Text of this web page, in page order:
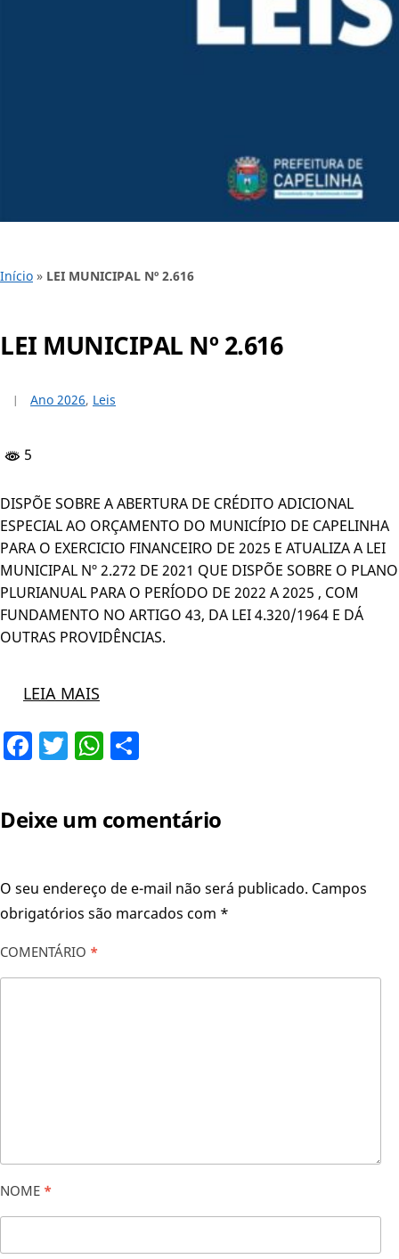
Início » LEI MUNICIPAL Nº 2.616
LEI MUNICIPAL Nº 2.616
Ano 2026, Leis
5
DISPÕE SOBRE A ABERTURA DE CRÉDITO ADICIONAL
ESPECIAL AO ORÇAMENTO DO MUNICÍPIO DE CAPELINHA
PARA O EXERCICIO FINANCEIRO DE 2025 E ATUALIZA A LEI
MUNICIPAL Nº 2.272 DE 2021 QUE DISPÕE SOBRE O PLANO
PLURIANUAL PARA O PERÍODO DE 2022 A 2025 , COM
FUNDAMENTO NO ARTIGO 43, DA LEI 4.320/1964 E DÁ
OUTRAS PROVIDÊNCIAS.
LEIA MAIS
Facebook
TwitterWhatsApp
Deixe um comentário
O seu endereço de e-mail não será publicado. Campos
obrigatórios são marcados com *
COMENTÁRIO *
NOME *